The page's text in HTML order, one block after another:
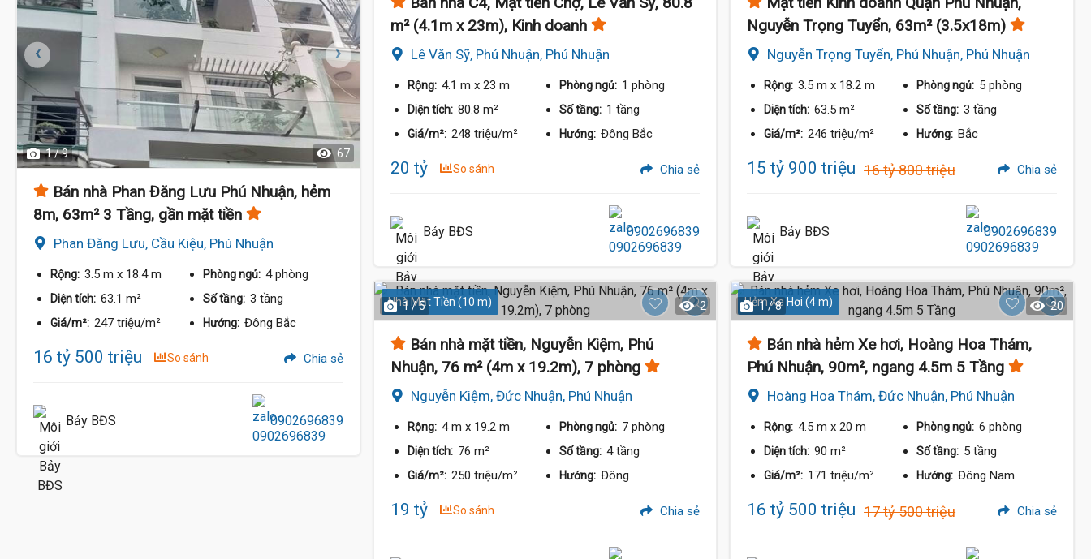
1 / 9 67
Bán nhà Phan Đăng Lưu Phú Nhuận, hẻm
8m, 63m² 3 Tầng, gần mặt tiền
Phan Đăng Lưu, Cầu Kiệu, Phú Nhuận
Rộng: 3.5 m x 18.4 m Phòng ngủ: 4 phòng
Diện tích: 63.1 m² Số tầng: 3 tầng
Giá/m²: 247 triệu/m² Hướng: Đông Bắc
16 tỷ 500 triệu So sánh Chia sẻ
Bảy BĐS 0902696839
m² (4.1m x 23m), Kinh doanh
Lê Văn Sỹ, Phú Nhuận, Phú Nhuận
Rộng: 4.1 m x 23 m Phòng ngủ: 1 phòng
Diện tích: 80.8 m² Số tầng: 1 tầng
Giá/m²: 248 triệu/m² Hướng: Đông Bắc
20 tỷ So sánh Chia sẻ
Bảy BĐS 0902696839
Nguyễn Trọng Tuyển, 63m² (3.5x18m)
Nguyễn Trọng Tuyển, Phú Nhuận, Phú Nhuận
Rộng: 3.5 m x 18.2 m Phòng ngủ: 5 phòng
Diện tích: 63.5 m² Số tầng: 3 tầng
Giá/m²: 246 triệu/m² Hướng: Bắc
15 tỷ 900 triệu 16 tỷ 800 triệu Chia sẻ
Bảy BĐS 0902696839
Nhà Mặt Tiền (10 m)
1 / 5 2
Bán nhà mặt tiền, Nguyễn Kiệm, Phú
Nhuận, 76 m² (4m x 19.2m), 7 phòng
Nguyễn Kiệm, Đức Nhuận, Phú Nhuận
Rộng: 4 m x 19.2 m Phòng ngủ: 7 phòng
Diện tích: 76 m² Số tầng: 4 tầng
Giá/m²: 250 triệu/m² Hướng: Đông
19 tỷ So sánh Chia sẻ
Hẻm Xe Hơi (4 m)
1 / 8 20
Bán nhà hẻm Xe hơi, Hoàng Hoa Thám,
Phú Nhuận, 90m², ngang 4.5m 5 Tầng
Hoàng Hoa Thám, Đức Nhuận, Phú Nhuận
Rộng: 4.5 m x 20 m Phòng ngủ: 6 phòng
Diện tích: 90 m² Số tầng: 5 tầng
Giá/m²: 171 triệu/m² Hướng: Đông Nam
16 tỷ 500 triệu 17 tỷ 500 triệu Chia sẻ
16.5 Tỷ
16.5 Tỷ
16 Tỷ
19.9 Tỷ
17.5 Tỷ